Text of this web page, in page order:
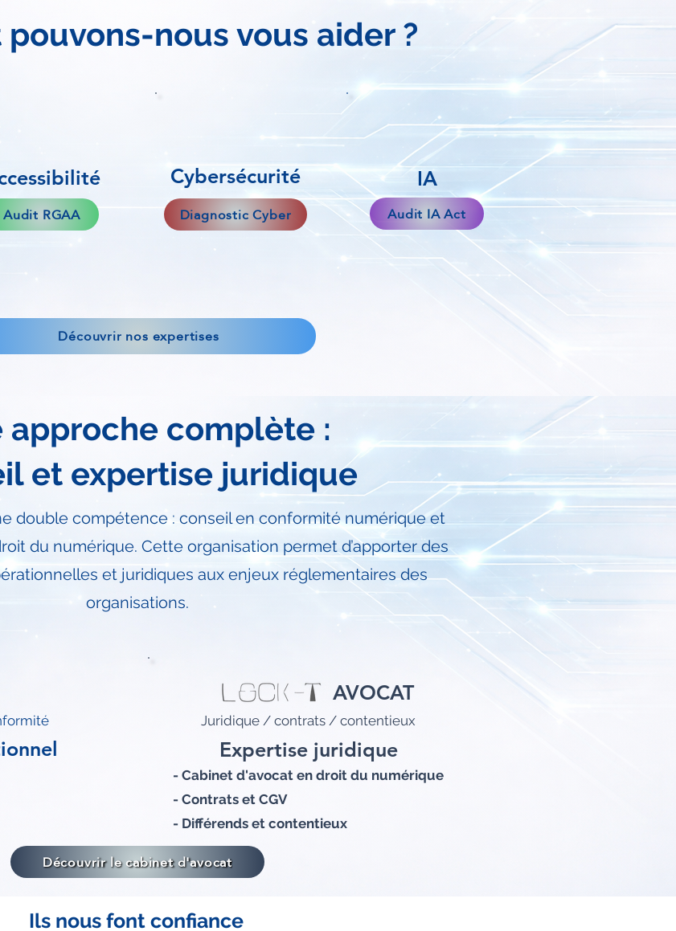
nous vous aider ?
Audit RGAA
Cybersécurité
Diagnostic Cyber
IA
Audit IA Act
Découvrir nos expertises
approche complète :
et expertise juridique
double compétence : conseil en conformité numérique et
du numérique. Cette organisation permet d’apporter des
et juridiques aux enjeux réglementaires des
organisations.
AVOCAT
Juridique / contrats / contentieux
Expertise juridique
- Cabinet d'avocat en droit du numérique
- Contrats et CGV
- Différends et contentieux
Découvrir le cabinet d'avocat
Ils nous font confiance